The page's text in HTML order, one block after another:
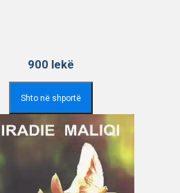
900 lekë
Shto në shportë